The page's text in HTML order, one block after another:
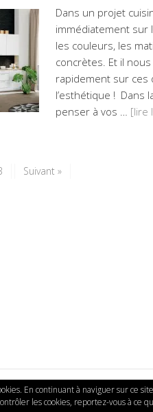
Dans un projet
immédiatement sur
les couleurs, les
concrètes. Et il
rapidement sur ces
l’esthétique ! Dans
penser à vos … [lire
Suivant »
Ma Cuisine à Vivre.
En continuant à naviguer sur ce
les cookies, reportez-vous à ce